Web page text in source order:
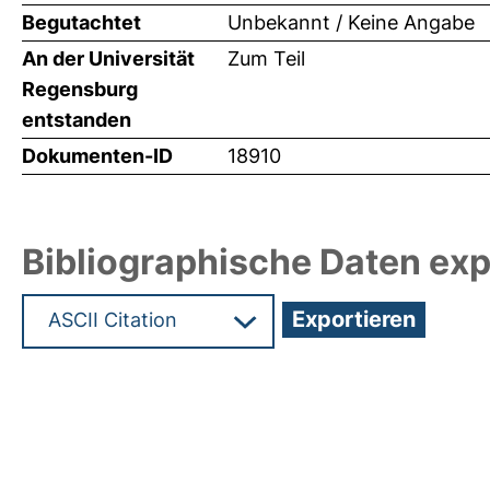
Begutachtet
Unbekannt / Keine Angabe
An der Universität
Regensburg
entstanden
Zum Teil
Dokumenten-ID 18910
Bibliographische Daten